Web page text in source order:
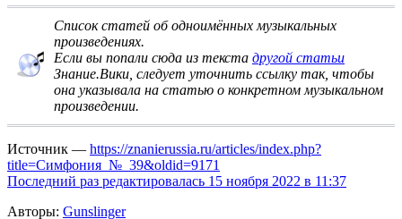
Список статей об одноимённых музыкальных
произведениях.
Если вы попали сюда из текста другой статьи
Знание.Вики, следует уточнить ссылку так, чтобы
она указывала на статью о конкретном музыкальном
произведении.
Источник — https://znanierussia.ru/articles/index.php?
title=Симфония_№_39&oldid=9171
Последний раз редактировалась 15 ноября 2022 в 11:37
Авторы: Gunslinger